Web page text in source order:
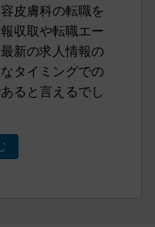
皮膚科の転職を
収取や転職エー
新の求人情報の
タイミングでの
ると言えるでし